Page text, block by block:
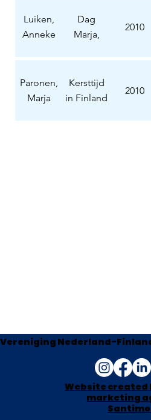
Luiken,
Anneke
Dag
Marja,
2010
Paronen,
Marja
Kersttijd
in Finland
2010
Vereniging Nederland-
Website created
marketing